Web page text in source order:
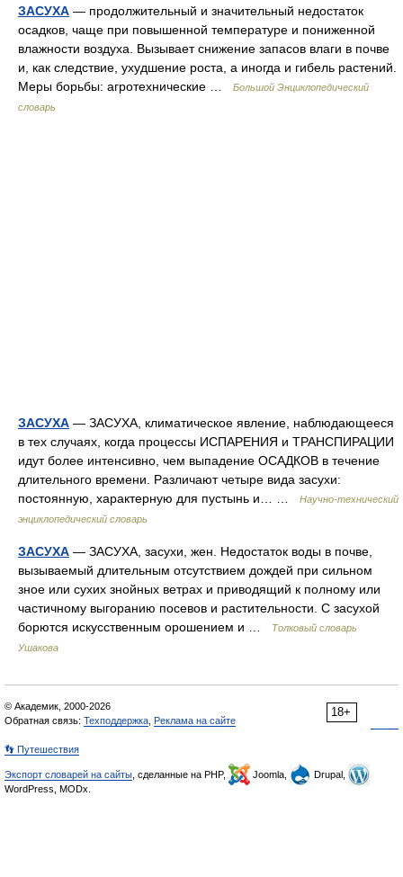
ЗАСУХА — продолжительный и значительный недостаток
осадков, чаще при повышенной температуре и пониженной
влажности воздуха. Вызывает снижение запасов влаги в почве
и, как следствие, ухудшение роста, а иногда и гибель растений.
Меры борьбы: агротехнические …
Большой Энциклопедический
словарь
ЗАСУХА — ЗАСУХА, климатическое явление, наблюдающееся
в тех случаях, когда процессы ИСПАРЕНИЯ и ТРАНСПИРАЦИИ
идут более интенсивно, чем выпадение ОСАДКОВ в течение
длительного времени. Различают четыре вида засухи:
постоянную, характерную для пустынь и… …
Научно-технический
энциклопедический словарь
ЗАСУХА — ЗАСУХА, засухи, жен. Недостаток воды в почве,
вызываемый длительным отсутствием дождей при сильном
зное или сухих знойных ветрах и приводящий к полному или
частичному выгоранию посевов и растительности. С засухой
борются искусственным орошением и …
Толковый словарь
Ушакова
18+
© Академик, 2000-2026
Обратная связь: Техподдержка Реклама на сайте
👣 Путешествия
Экспорт словарей на сайты , сделанные на PHP, Joomla,
Drupal,
WordPress, MODx.